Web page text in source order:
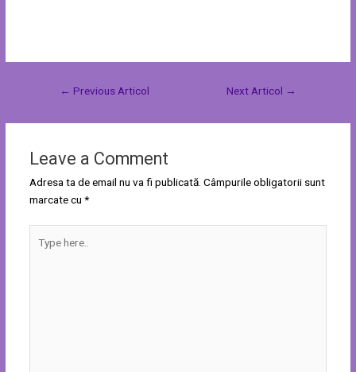
← Previous Articol Next Articol →
Leave a Comment
Adresa ta de email nu va fi publicată. Câmpurile obligatorii sunt
marcate cu *
here..